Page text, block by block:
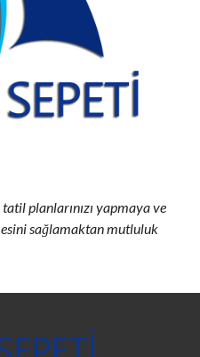
planlarınızı yapmaya ve
sağlamaktan mutluluk